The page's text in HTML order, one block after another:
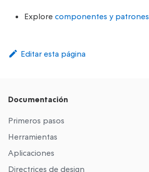
Explorecomponentes y patrones
Editar esta página
Documentación
Primeros pasos
Herramientas
Aplicaciones
Directrices de design